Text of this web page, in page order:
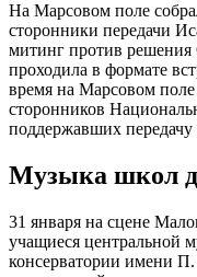
На Марсовом поле
сторонники передачи
митинг против решения
проходила в формате
время на Марсовом поле
сторонников
поддержавших
Музыка школ
31 января на сцене
учащиеся центральной
консерватории имени